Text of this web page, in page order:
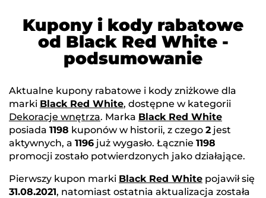
Kupony i kody rabatowe
od Black Red White -
podsumowanie
Aktualne kupony rabatowe i kody zniżkowe dla
marki Black Red White, dostępne w kategorii
Dekoracje wnętrza. Marka Black Red White
posiada 1198 kuponów w historii, z czego 2 jest
aktywnych, a 1196 już wygasło. Łącznie 1198
promocji zostało potwierdzonych jako działające.
Pierwszy kupon marki Black Red White pojawił się
31.08.2021, natomiast ostatnia aktualizacja została